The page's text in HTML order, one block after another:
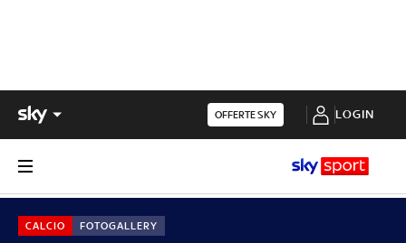
OFFERTE SKY LOGIN
CALCIO FOTOGALLERY